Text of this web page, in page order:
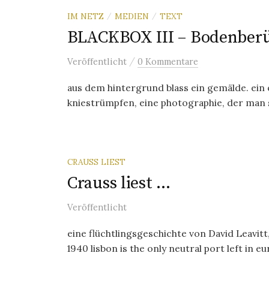
IM NETZ / MEDIEN / TEXT
BLACKBOX III –
Veröffentlicht / 0 Kommentare
aus dem hintergrund blass ein gemälde.
kniestrümpfen, eine photographie, der man
CRAUSS LIEST
Crauss liest …
Veröffentlicht
eine flüchtlingsgeschichte von David
1940 lisbon is the only neutral port left in